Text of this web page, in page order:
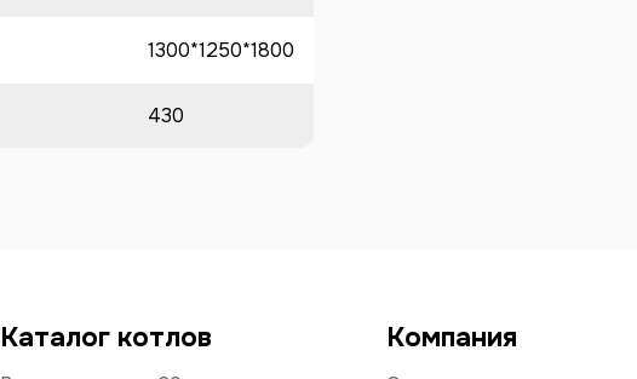
1300*1250*1800
430
Каталог котлов Компания